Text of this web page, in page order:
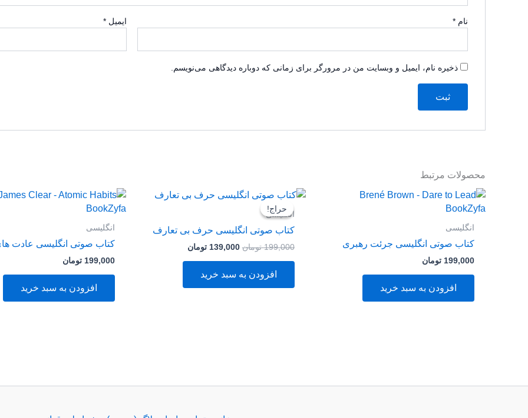
نام * ایمیل*
ذخیره نام، ایمیل و وبسایت من در مرورگر برای زمانی که دوباره دیدگاهی می‌نویسم.
محصولات مرتبط
انگلیسی
کتاب صوتی انگلیسی جرئت رهبری
199,000 تومان
افزودن به سبد خرید
حراج!
حراج!
انگلیسی
کتاب صوتی انگلیسی حرف بی تعارف
199,000 تومان
قیمت
بود.
139,000 تومان
قیمت
است.
افزودن به سبد خرید
انگلیسی
کتاب صوتی انگلیسی عادت
199,000 تومان
افزودن به سبد خرید